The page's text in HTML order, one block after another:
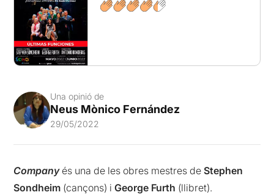
Una opinió de
Neus Mònico Fernández
29/05/2022
Companyés una de les obres mestres deStephen
Sondheim (cançons) iGeorge Furth (llibret).